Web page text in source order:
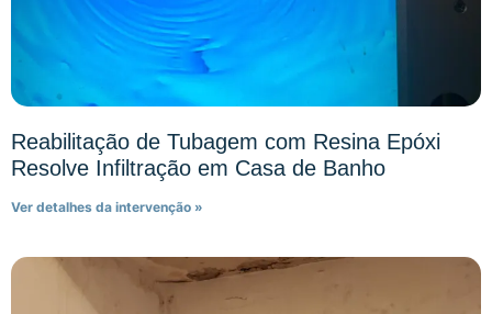
Reabilitação de Tubagem com Resina Epóxi
Resolve Infiltração em Casa de Banho
Ver detalhes da intervenção »